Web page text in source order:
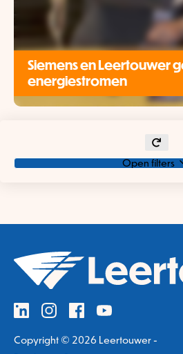
Siemens en Leertouwer
energiestromen
Open filters
Copyright © 2026 Leertouwer -